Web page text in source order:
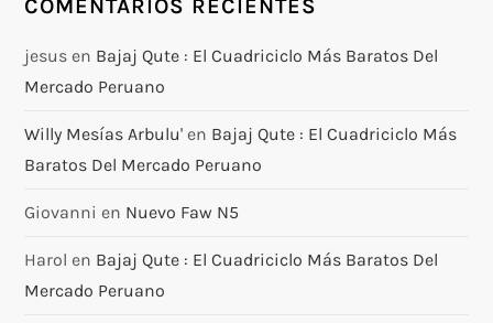
COMENTARIOS RECIENTES
jesus en Bajaj Qute : El Cuadriciclo Más Baratos Del
Mercado Peruano
Willy Mesías Arbulu' en Bajaj Qute : El Cuadriciclo Más
Baratos Del Mercado Peruano
Giovanni en Nuevo Faw N5
Harol en Bajaj Qute : El Cuadriciclo Más Baratos Del
Mercado Peruano